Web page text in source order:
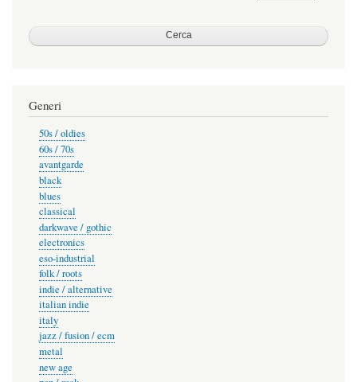
Generi
50s / oldies
60s / 70s
avantgarde
black
blues
classical
darkwave / gothic
electronics
eso-industrial
folk / roots
indie / alternative
italian indie
italy
jazz / fusion / ecm
metal
new age